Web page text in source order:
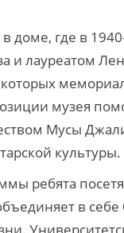
доме, где в
и лауреатом
музея
Мусы
культуры.
ребята
в